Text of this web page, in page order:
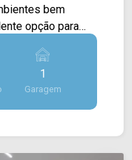
bem
opção para
dia ou deseja
e bom
a
a iluminação
1
Garagem